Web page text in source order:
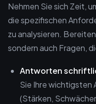
Nehmen Sie sich Zeit,
die spezifischen
zu analysieren.
sondern auch Fragen,
Antworten
Sie Ihre wichtigsten
(Stärken,